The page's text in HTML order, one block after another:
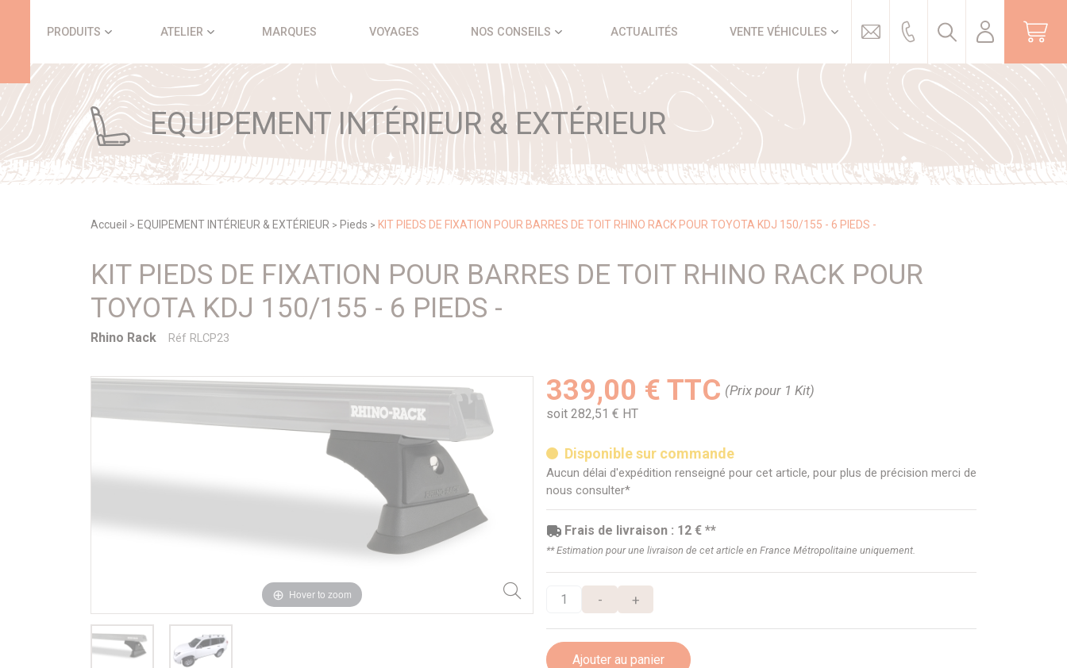
PRODUITS ATELIER MARQUES VOYAGES NOS CONSEILS ACTUALITÉS VENTE VÉHICULES
EQUIPEMENT INTÉRIEUR & EXTÉRIEUR
Accueil > EQUIPEMENT INTÉRIEUR & EXTÉRIEUR > Pieds > KIT PIEDS DE FIXATION POUR BARRES DE TOIT RHINO RACK POUR TOYOTA KDJ 150/155 - 6 PIEDS -
KIT PIEDS DE FIXATION POUR BARRES DE TOIT RHINO RACK POUR
TOYOTA KDJ 150/155 - 6 PIEDS -
Rhino Rack Réf RLCP23
Hover to zoom
339,00 € TTC (Prix pour 1 Kit)
soit 282,51 € HT
Disponible sur commande
Aucun délai d'expédition renseigné pour cet article, pour plus de précision merci de
nous consulter*
Frais de livraison : 12 € **
** Estimation pour une livraison de cet article en France Métropolitaine uniquement.
- +
Ajouter au panier